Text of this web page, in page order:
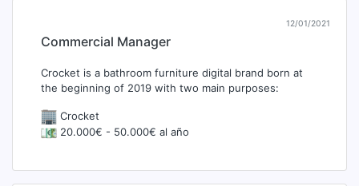
12/01/2021
Commercial Manager
Crocket is a bathroom furniture digital brand born at
the beginning of 2019 with two main purposes:
Crocket
20.000€ - 50.000€ al año